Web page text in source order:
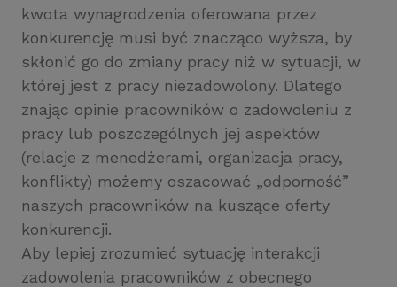
kwota wynagrodzenia oferowana przez
konkurencję musi być znacząco wyższa, by
skłonić go do zmiany pracy niż w sytuacji, w
której jest z pracy niezadowolony. Dlatego
znając opinie pracowników o zadowoleniu z
pracy lub poszczególnych jej aspektów
(relacje z menedżerami, organizacja pracy,
konflikty) możemy oszacować „odporność”
naszych pracowników na kuszące oferty
konkurencji.
Aby lepiej zrozumieć sytuację interakcji
zadowolenia pracowników z obecnego